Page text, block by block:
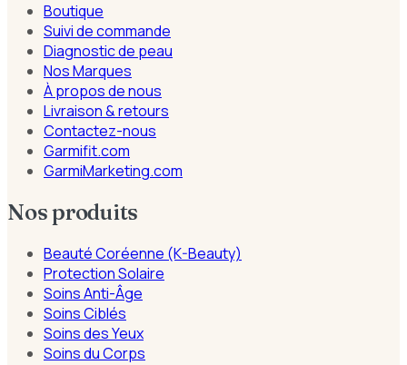
Boutique
Suivi de commande
Diagnostic de peau
Nos Marques
À propos de nous
Livraison & retours
Contactez-nous
Garmifit.com
GarmiMarketing.com
Nos produits
Beauté Coréenne (K-Beauty)
Protection Solaire
Soins Anti-Âge
Soins Ciblés
Soins des Yeux
Soins du Corps